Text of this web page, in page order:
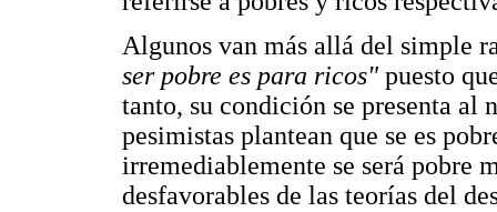
Algunos van más allá del simple
ser pobre es para ricos" puesto
tanto, su condición se presenta al
pesimistas plantean que se es
irremediablemente se será pobre
desfavorables de las teorías del